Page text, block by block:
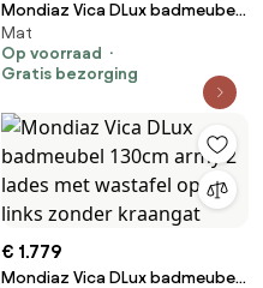
Mondiaz Vica DLux badmeubel
200cm army 4 lades met
wastafel opalo rechts 1
kraangat
Mat
Op voorraad
Gratis bezorging
€ 1.779
Mondiaz Vica DLux badmeubel